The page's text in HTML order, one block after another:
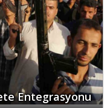
Entegrasyonu